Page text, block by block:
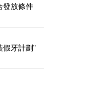
假牙計劃”